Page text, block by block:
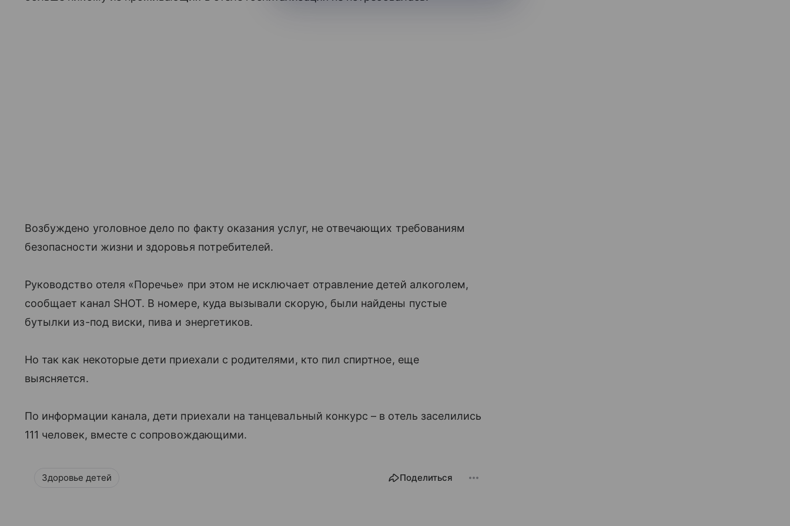
Возбуждено уголовное дело по факту оказания услуг, не отвечающих требованиям
безопасности жизни и здоровья потребителей.
Руководство отеля «Поречье» при этом не исключает отравление детей алкоголем,
сообщает канал SHOT. В номере, куда вызывали скорую, были найдены пустые
бутылки из-под виски, пива и энергетиков.
Но так как некоторые дети приехали с родителями, кто пил спиртное, еще
выясняется.
По информации канала, дети приехали на танцевальный конкурс – в отель заселились
111 человек, вместе с сопровождающими.
Здоровье детей Поделиться